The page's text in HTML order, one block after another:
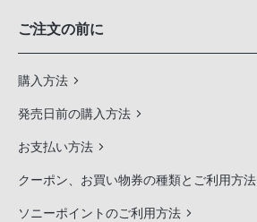
ご注文の前に
購入方法
発売日前の購入方法
お支払い方法
クーポン、お買い物券の種類とご利用方法
ソニーポイントのご利用方法